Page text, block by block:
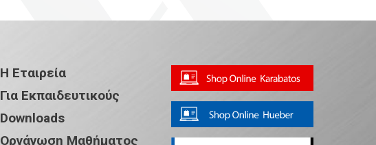
Η Εταιρεία
Για Εκπαιδευτικούς
Downloads
Οργάνωση Μαθήματος